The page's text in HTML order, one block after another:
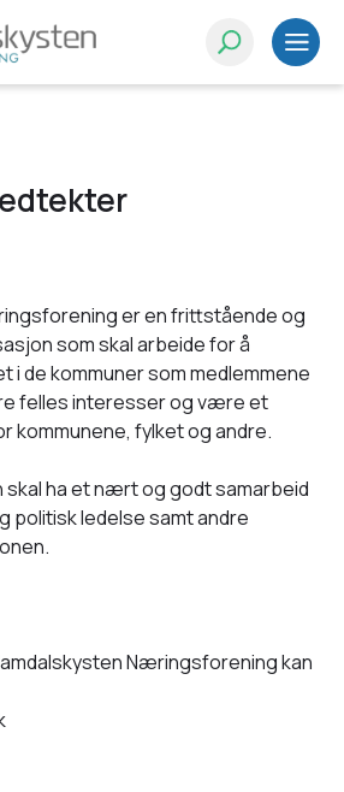
er en frittstående og
som skal arbeide for å
de kommuner som medlemmene
felles interesser og være et
kommunene, fylket og andre.
ha et nært og godt samarbeid
politisk ledelse samt andre
Næringsforening kan